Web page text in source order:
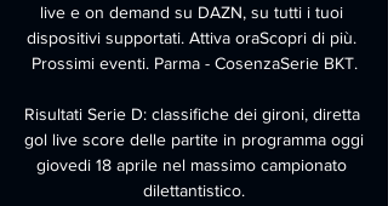
live e on demand su DAZN, su tutti i tuoi
dispositivi supportati. Attiva oraScopri di più.
Prossimi eventi. Parma - CosenzaSerie BKT.
Risultati Serie D: classifiche dei gironi, diretta
gol live score delle partite in programma oggi
giovedi 18 aprile nel massimo campionato
dilettantistico.